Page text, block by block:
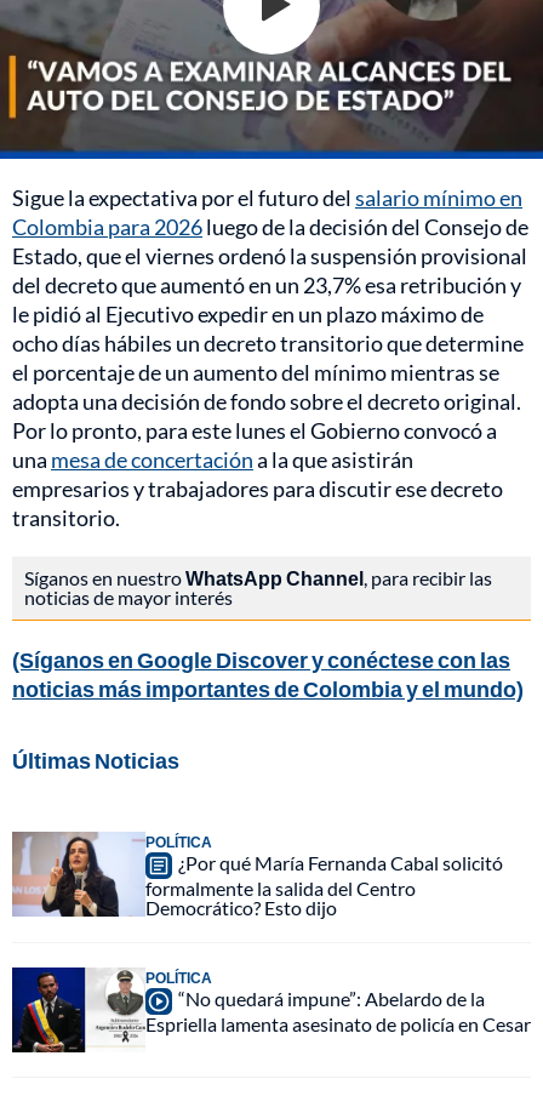
Sigue la expectativa por el futuro delsalario mínimo en
Colombia para 2026luego de la decisión del Consejo de
Estado, que el viernes ordenó la suspensión provisional
del decreto que aumentó en un 23,7% esa retribución y
le pidió al Ejecutivo expedir en un plazo máximo de
ocho días hábiles un decreto transitorio que determine
el porcentaje de un aumento del mínimo mientras se
adopta una decisión de fondo sobre el decreto original.
Por lo pronto, para este lunes el Gobierno convocó a
una mesa de concertacióna la que asistirán
empresarios y trabajadores para discutir ese decreto
transitorio.
Síganos en nuestroWhatsApp Channel , para recibir las
noticias de mayor interés
(Síganos en Google Discover y conéctese con las
noticias más importantes de Colombia y el mundo)
Últimas Noticias
POLÍTICA
¿Por qué María Fernanda Cabal solicitó
formalmente la salida del Centro
Democrático? Esto dijo
POLÍTICA
“No quedará impune”: Abelardo de la
Espriella lamenta asesinato de policía en Cesar